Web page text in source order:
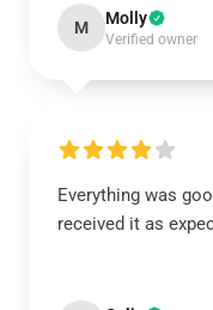
M Molly
Verified owner
Everything was
received it as